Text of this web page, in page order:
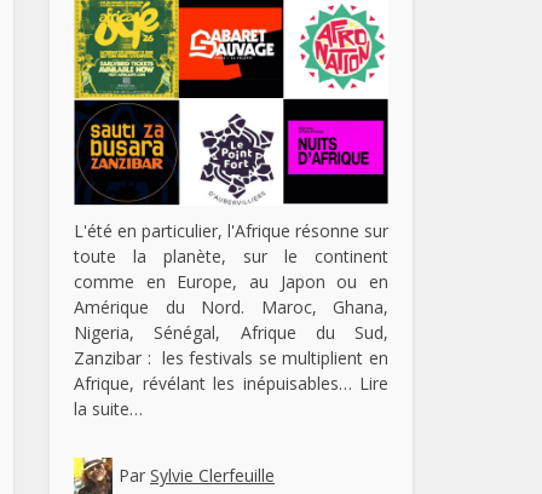
L'été en particulier, l'Afrique résonne sur
toute la planète, sur le continent
comme en Europe, au Japon ou en
Amérique du Nord. Maroc, Ghana,
Nigeria, Sénégal, Afrique du Sud,
Zanzibar : les festivals se multiplient en
Afrique, révélant les inépuisables… Lire
la suite…
Par Sylvie Clerfeuille